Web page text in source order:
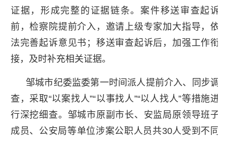
证据，形成完整的证据链条。案件移送审查起诉
前，检察院提前介入，邀请上级专家加大指导，依
法完善起诉意见书；移送审查起诉后，加强工作衔
接，及时补充相关证据。
邹城市纪委监委第一时间派人提前介入、同步调
查，采取“以案找人”“以事找人”“以人找人”等措施进
行深挖细查。邹城市原副市长、安监局原领导班子
成员、公安局等单位涉案公职人员共30人受到不同